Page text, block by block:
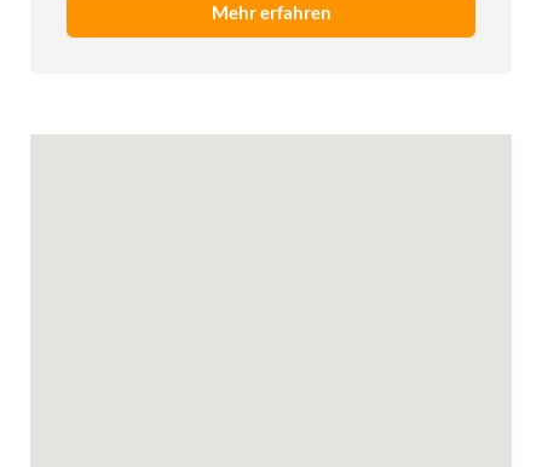
Mehr erfahren